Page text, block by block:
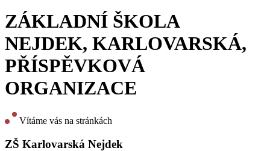
ZÁKLADNÍ ŠKOLA
NEJDEK, KARLOVARSKÁ,
PŘÍSPĚVKOVÁ
ORGANIZACE
Vítáme vás na stránkách
ZŠ Karlovarská Nejdek